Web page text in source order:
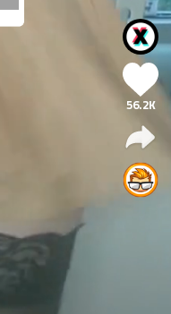
56.2K